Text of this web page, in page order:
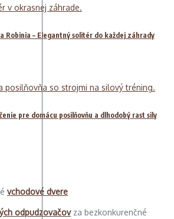
Robinia – Elegantný solitér do každej záhrady
pre domácu posilňovňu a dlhodobý rast sily
vchodové dvere
odpudzovačovza bezkonkurenčné